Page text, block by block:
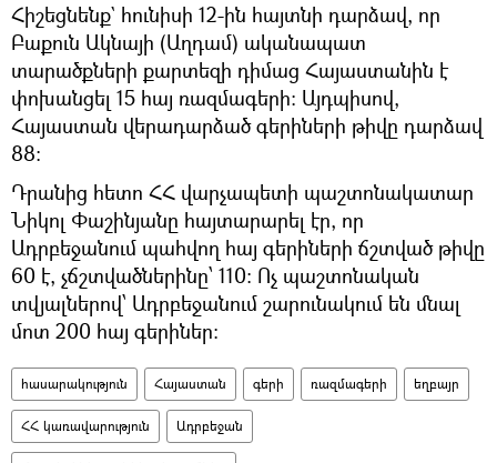
Հիշեցնենք` հունիսի 12-ին հայտնի դարձավ, որ
Բաքուն Ակնայի (Աղդամ) ականապատ
տարածքների քարտեզի դիմաց Հայաստանին է
փոխանցել 15 հայ ռազմագերի։ Այդպիսով,
Հայաստան վերադարձած գերիների թիվը դարձավ
88։
Դրանից հետո ՀՀ վարչապետի պաշտոնակատար
Նիկոլ Փաշինյանը հայտարարել էր, որ
Ադրբեջանում պահվող հայ գերիների ճշտված թիվը
60 է, չճշտվածներինը՝ 110։ Ոչ պաշտոնական
տվյալներով՝ Ադրբեջանում շարունակում են մնալ
մոտ 200 հայ գերիներ։
հասարակություն Հայաստան գերի ռազմագերի եղբայր
ՀՀ կառավարություն Ադրբեջան